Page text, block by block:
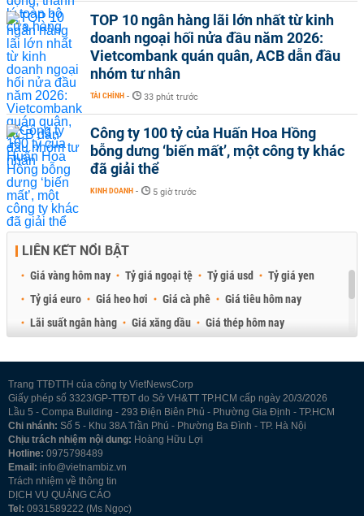
TOP 10 ngân hàng lãi lớn nhất từ kinh
doanh ngoại hối nửa đầu năm 2026:
Vietcombank quán quân, ACB dẫn đầu
nhóm tư nhân
TÀI CHÍNH - 33 phút trước
Công ty 100 tỷ của Huấn Hoa Hồng
bỗng dưng ‘biến mất’, một công ty khác
đã giải thể
KINH DOANH - 5 giờ trước
LIÊN KẾT NỔI BẬT
Giá vàng hôm nay Tỷ giá ngoại tệ Tỷ giá usd
Tỷ giá yen
Tỷ giá euro
Giá heo hơi Giá cà phê
Giá tiêu hôm nay
Lãi suất ngân hàng
Giá xăng dầu
Giá thép hôm nay
Trang TTĐTTH của công ty VietNewsCorp
Giấy phép số 3323/GP-TTĐT do Sở VH&TT TP.HCM cấp ngày 20/3/2026
Lầu 5 - Compa Building - 293 Điện Biên Phủ - Phường Gia Định - TP.HCM
Chi nhánh: Số 5 - Khu 38A Trần Phú - Phường Ba Đình - TP. Hà Nội
Chịu trách nhiệm nội dung: Hoàng Hữu Lợi
Hotline: 0975798489
Email: info@vietnambiz.vn
Trách nhiệm về thông tin
DỊCH VỤ QUẢNG CÁO
Tel: 0931589222 (Ms Ngọc)